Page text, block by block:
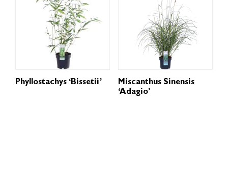
Phyllostachys ‘Bissetii’
Miscanthus Sinensis
‘Adagio’